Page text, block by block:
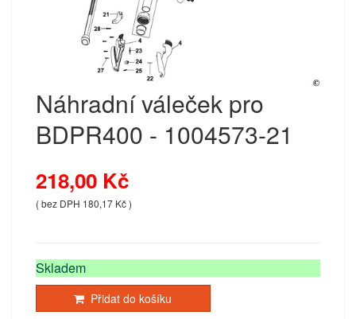
Náhradní váleček pro
BDPR400 - 1004573-21
218,00 Kč
( bez DPH 180,17 Kč )
Skladem
Přidat do košíku